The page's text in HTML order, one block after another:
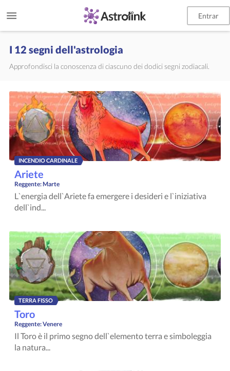
Entrar
I 12 segni dell'astrologia
Approfondisci la conoscenza di ciascuno dei dodici segni zodiacali.
INCENDIO CARDINALE
Ariete
Reggente:Marte
L`energia dell`Ariete fa emergere i desideri e l`iniziativa
dell`ind...
TERRA FISSO
Toro
Reggente:Venere
Il Toro è il primo segno dell`elemento terra e simboleggia
la natura...